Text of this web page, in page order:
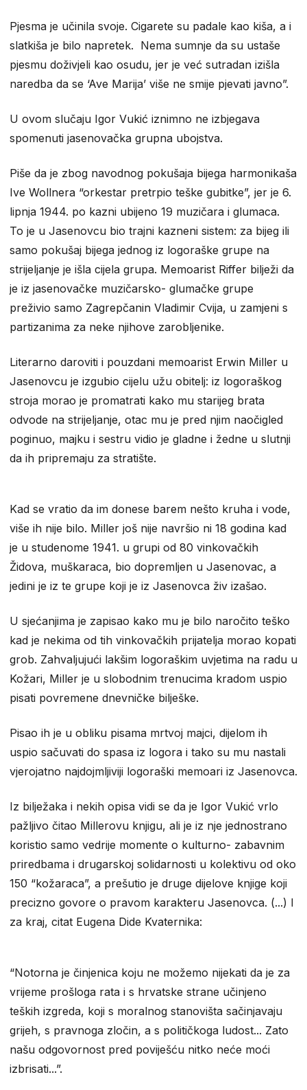
Pjesma je učinila svoje. Cigarete su padale kao kiša, a i
slatkiša je bilo napretek. Nema sumnje da su ustaše
pjesmu doživjeli kao osudu, jer je već sutradan izišla
naredba da se ‘Ave Marija’ više ne smije pjevati javno”.
U ovom slučaju Igor Vukić iznimno ne izbjegava
spomenuti jasenovačka grupna ubojstva.
Piše da je zbog navodnog pokušaja bijega harmonikaša
Ive Wollnera “orkestar pretrpio teške gubitke”, jer je 6.
lipnja 1944. po kazni ubijeno 19 muzičara i glumaca.
To je u Jasenovcu bio trajni kazneni sistem: za bijeg ili
samo pokušaj bijega jednog iz logoraške grupe na
strijeljanje je išla cijela grupa. Memoarist Riffer bilježi da
je iz jasenovačke muzičarsko- glumačke grupe
preživio samo Zagrepčanin Vladimir Cvija, u zamjeni s
partizanima za neke njihove zarobljenike.
Literarno daroviti i pouzdani memoarist Erwin Miller u
Jasenovcu je izgubio cijelu užu obitelj: iz logoraškog
stroja morao je promatrati kako mu starijeg brata
odvode na strijeljanje, otac mu je pred njim naočigled
poginuo, majku i sestru vidio je gladne i žedne u slutnji
da ih pripremaju za stratište.
Kad se vratio da im donese barem nešto kruha i vode,
više ih nije bilo. Miller još nije navršio ni 18 godina kad
je u studenome 1941. u grupi od 80 vinkovačkih
Židova, muškaraca, bio dopremljen u Jasenovac, a
jedini je iz te grupe koji je iz Jasenovca živ izašao.
U sjećanjima je zapisao kako mu je bilo naročito teško
kad je nekima od tih vinkovačkih prijatelja morao kopati
grob. Zahvaljujući lakšim logoraškim uvjetima na radu u
Kožari, Miller je u slobodnim trenucima kradom uspio
pisati povremene dnevničke bilješke.
Pisao ih je u obliku pisama mrtvoj majci, dijelom ih
uspio sačuvati do spasa iz logora i tako su mu nastali
vjerojatno najdojmljiviji logoraški memoari iz Jasenovca.
Iz bilježaka i nekih opisa vidi se da je Igor Vukić vrlo
pažljivo čitao Millerovu knjigu, ali je iz nje jednostrano
koristio samo vedrije momente o kulturno- zabavnim
priredbama i drugarskoj solidarnosti u kolektivu od oko
150 “kožaraca”, a prešutio je druge dijelove knjige koji
precizno govore o pravom karakteru Jasenovca. (...) I
za kraj, citat Eugena Dide Kvaternika:
“Notorna je činjenica koju ne možemo nijekati da je za
vrijeme prošloga rata i s hrvatske strane učinjeno
teških izgreda, koji s moralnog stanovišta sačinjavaju
grijeh, s pravnoga zločin, a s političkoga ludost... Zato
našu odgovornost pred poviješću nitko neće moći
izbrisati...”.